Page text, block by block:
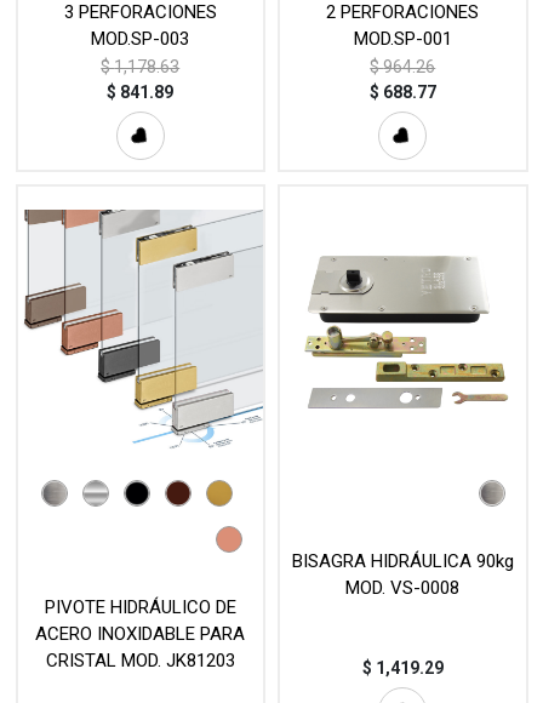
3 PERFORACIONES
MOD.SP-003
$1,178.63
$ 841.89
2 PERFORACIONES
MOD.SP-001
$964.26
$ 688.77
PIVOTE HIDRÁULICO DE
ACERO INOXIDABLE PARA
CRISTAL MOD. JK81203
BISAGRA HIDRÁULICA 90kg
MOD. VS-0008
$ 1,419.29